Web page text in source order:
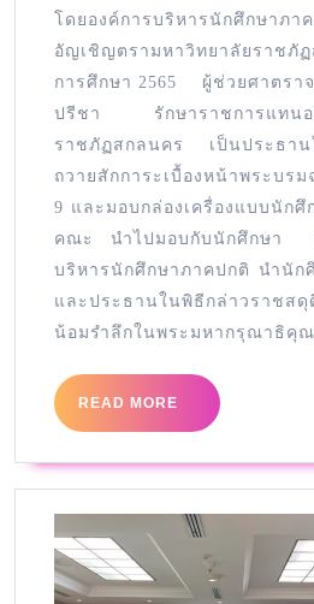
โดยองค์การบริหารนักศึกษ
อัญเชิญตรามหาวิทยาลัยราช
การศึกษา 2565 ผู้ช่วยศาตร
ปรีชา รักษาราชการแทนอธิ
ราชภัฏสกลนคร เป็นประธาน
ถวายสักการะเบื้องหน้าพระบร
9 และมอบกล่องเครื่องแบบนัก
คณะ นำไปมอบกับนักศึกษา จ
บริหารนักศึกษาภาคปกติ นำนัก
และประธานในพิธีกล่าวราชสดุ
น้อมรำลึกในพระมหากรุณาธิคุณ
READ MORE